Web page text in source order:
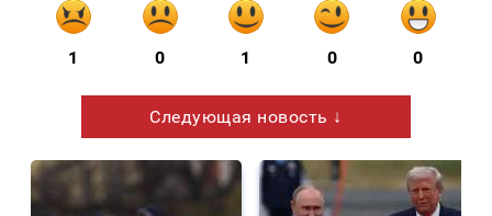
1 0 1 0 0
Следующая новость ↓